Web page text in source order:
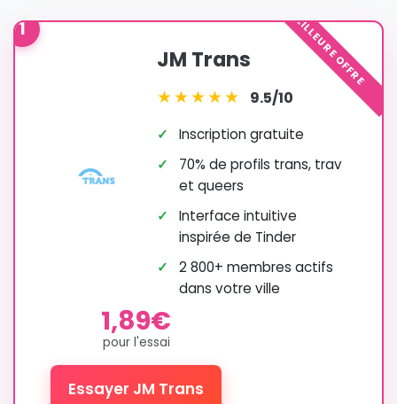
MEILLEURE OFFRE
1
JM Trans
★★★★★ 9.5/10
✓
Inscription gratuite
✓
70% de profils trans, trav
et queers
✓
Interface intuitive
inspirée de Tinder
✓
2 800+ membres actifs
dans votre ville
1,89€
pour l'essai
Essayer JM Trans